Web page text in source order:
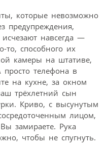
которые невозможно
предупреждения,
навсегда —
то, способного их
камеры на штативе,
телефона в
на кухне, за окном
трёхлетний сын
Криво, с высунутым
лицом,
замираете. Рука
чтобы не спугнуть.